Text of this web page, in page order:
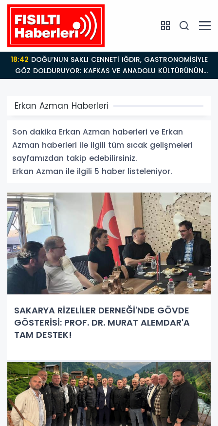
18:42
GÖZ DOLDURUYOR: KAFKAS VE ANADOLU KÜLTÜRÜNÜN
BULUŞMA NOKTASI
Erkan Azman Haberleri
Son dakika Erkan Azman haberleri ve Erkan
Azman haberleri ile ilgili tüm sıcak gelişmeleri
sayfamızdan takip edebilirsiniz.
Erkan Azman ile ilgili 5 haber listeleniyor.
SAKARYA RİZELİLER DERNEĞİ'NDE GÖVDE
GÖSTERİSİ: PROF. DR. MURAT ALEMDAR'A
TAM DESTEK!